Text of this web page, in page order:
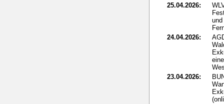
25.04.2026:
24.04.2026:
23.04.2026: